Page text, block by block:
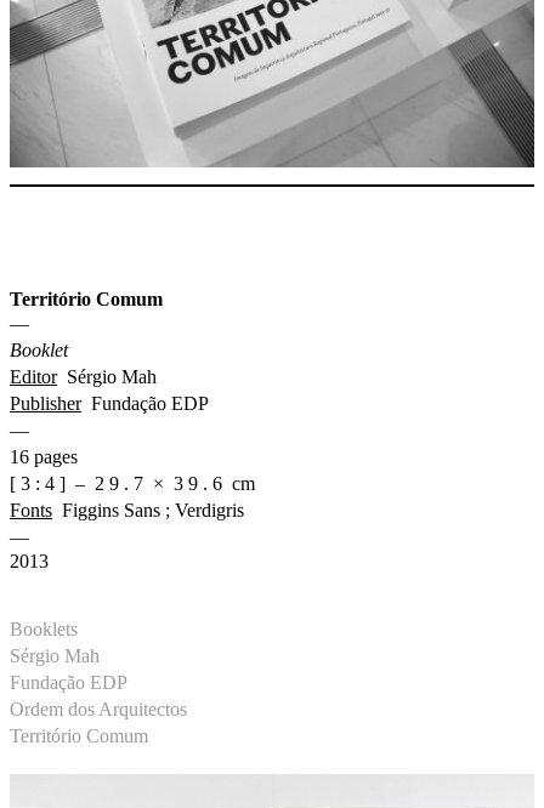
Território Comum
—
Booklet
EditorSérgio Mah
PublisherFundação EDP
—
16 pages
[ 3 : 4 ] – 2 9 . 7 × 3 9 . 6 cm
Fonts Figgins Sans ; Verdigris
—
2013
Booklets
Sérgio Mah
Fundação EDP
Ordem dos Arquitectos
Território Comum